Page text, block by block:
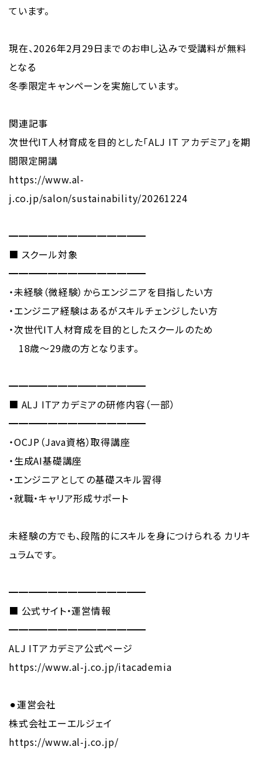
ています。
現在、2026年2月29日までのお申し込みで受講料が無料
となる
冬季限定キャンペーンを実施しています。
関連記事
次世代IT人材育成を目的とした「ALJ IT アカデミア」を期
間限定開講
https://www.al-
j.co.jp/salon/sustainability/20261224
━━━━━━━━━━━━━━
■ スクール対象
━━━━━━━━━━━━━━
・未経験（微経験）からエンジニアを目指したい方
・エンジニア経験はあるがスキルチェンジしたい方
・次世代IT人材育成を目的としたスクールのため
18歳〜29歳の方となります。
━━━━━━━━━━━━━━
■ ALJ ITアカデミアの研修内容（一部）
━━━━━━━━━━━━━━
・OCJP（Java資格）取得講座
・生成AI基礎講座
・エンジニアとしての基礎スキル習得
・就職・キャリア形成サポート
未経験の方でも、段階的にスキルを身につけられる カリキ
ュラムです。
━━━━━━━━━━━━━━
■ 公式サイト・運営情報
━━━━━━━━━━━━━━
ALJ ITアカデミア公式ページ
https://www.al-j.co.jp/itacademia
⚫︎運営会社
株式会社エーエルジェイ
https://www.al-j.co.jp/